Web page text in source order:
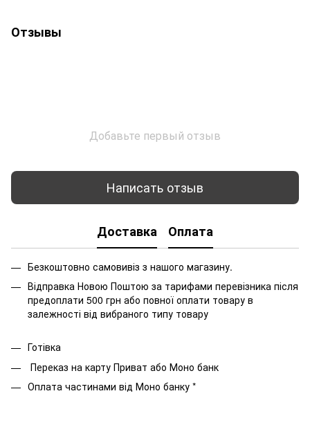
Отзывы
Добавьте первый отзыв
Написать отзыв
Доставка Оплата
Безкоштовно самовивіз з нашого магазину.
Відправка Новою Поштою за тарифами перевізника після
предоплати 500 грн або повної оплати товару в
залежності від вибраного типу товару
Готівка
Переказ на карту Приват або Моно банк
Оплата частинами від Моно банку *